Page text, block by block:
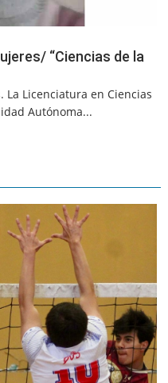
“Ciencias de la
La Licenciatura en Ciencias
Autónoma...